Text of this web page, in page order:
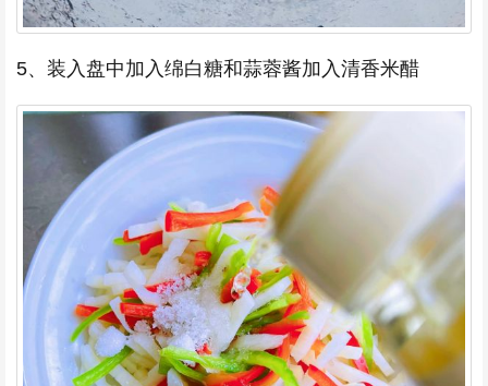
5、装入盘中加入绵白糖和蒜蓉酱加入清香米醋